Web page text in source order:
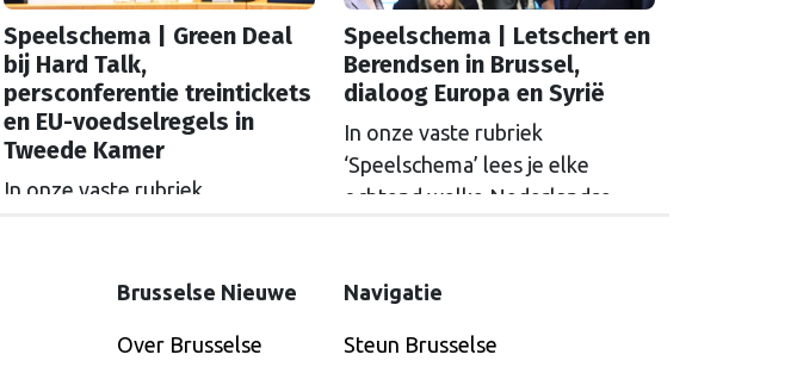
Speelschema | Green Deal
bij Hard Talk,
persconferentie treintickets
en EU-voedselregels in
Tweede Kamer
In onze vaste rubriek
hoofdrolspelers vandaag actief
of Straatsburg, en wat staat er in
Speelschema | Letschert en
Berendsen in Brussel,
dialoog Europa en Syrië
In onze vaste rubriek
‘Speelschema’ lees je elke
ochtend welke Nederlandse
of Straatsburg, en wat staat er in
Brusselse Nieuwe
Over Brusselse
Navigatie
Steun Brusselse